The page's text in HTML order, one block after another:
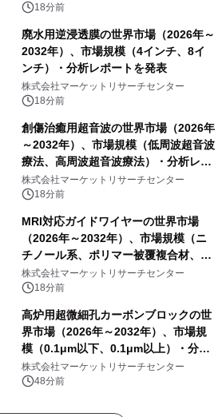
18分前
廃水用逆浸透膜の世界市場（2026年～
2032年）、市場規模（4インチ、8イ
ンチ）・分析レポートを発表
株式会社マーケットリサーチセンター
18分前
創傷治癒用超音波の世界市場（2026年
～2032年）、市場規模（低周波超音波
療法、高周波超音波療法）・分析レポ
ートを発表
株式会社マーケットリサーチセンター
18分前
MRI対応ガイドワイヤーの世界市場
（2026年～2032年）、市場規模（ニ
チノール系、ポリマー被覆複合材、そ
の他）・分析レポートを発表
株式会社マーケットリサーチセンター
18分前
高炉用超微細孔カーボンブロックの世
界市場（2026年～2032年）、市場規
模（0.1μm以下、0.1μm以上）・分析
レポートを発表
株式会社マーケットリサーチセンター
48分前